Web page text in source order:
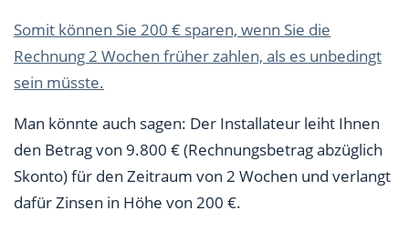
Somit können Sie 200 € sparen, wenn Sie die
Rechnung 2 Wochen früher zahlen, als es unbedingt
sein müsste.
Man könnte auch sagen: Der Installateur leiht Ihnen
den Betrag von 9.800 € (Rechnungsbetrag abzüglich
Skonto) für den Zeitraum von 2 Wochen und verlangt
dafür Zinsen in Höhe von 200 €.